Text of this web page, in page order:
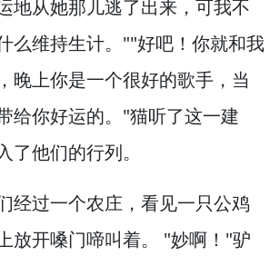
地从她那儿逃了出来， 可我不
么维持生计。 ""好吧！ 你就和我
晚上你是一个很好的歌手， 当
给你好运的。 "猫听了这一建
了他们的行列。
经过一个农庄， 看见一只公鸡
放开嗓门啼叫着。
"妙啊！ "驴